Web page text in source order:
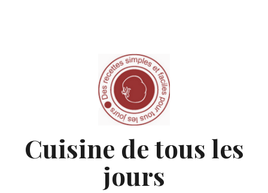
Cuisine de tous les
jours